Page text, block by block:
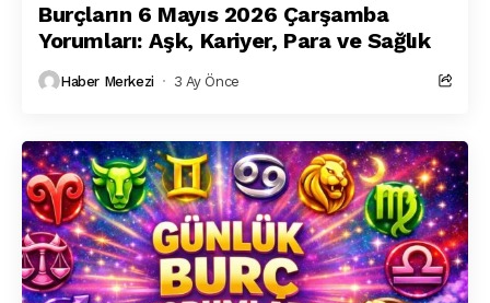
Burçların 6 Mayıs 2026 Çarşamba
Yorumları: Aşk, Kariyer, Para ve Sağlık
Haber Merkezi 3 Ay Önce